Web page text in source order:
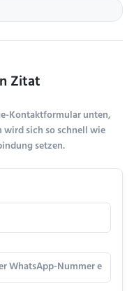
Zitat
Kontaktformular unten,
wird sich so schnell wie
setzen.